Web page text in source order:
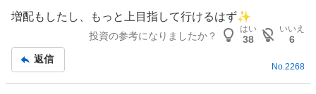
増配もしたし、もっと上目指して行けるはず✨
投資の参考になりましたか？
はい
38
いいえ
6
返信
No. 2268